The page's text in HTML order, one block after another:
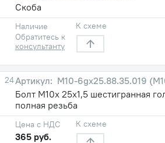
Скоба
Наличие
Обратитесь к
консультанту
К схеме
24
М10-6gх25.88.35.019
Болт М10х 25х1,5 шестигранная
полная резьба
Цена с НДС
365 руб.
К схеме